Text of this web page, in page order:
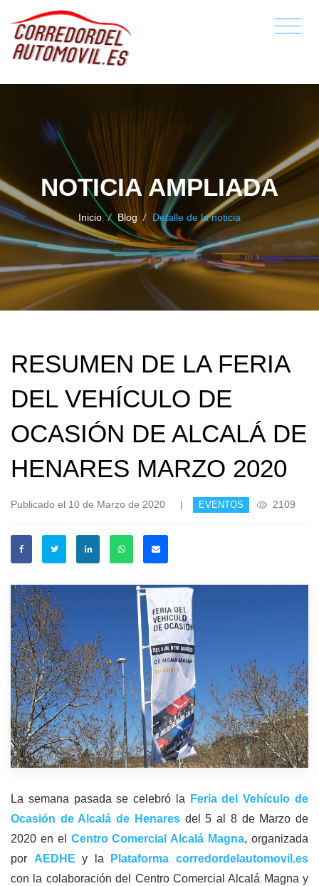
NOTICIA AMPLIADA
Inicio / Blog / Detalle de la noticia
RESUMEN DE LA FERIA
DEL VEHÍCULO DE
OCASIÓN DE ALCALÁ DE
HENARES MARZO 2020
Publicado el 10 de Marzo de 2020 | EVENTOS 2109
La semana pasada se celebró la
Feria del Vehículo de
Ocasión de Alcalá de Henaresdel 5 al 8 de Marzo de
2020 en el Centro Comercial Alcalá Magna, organizada
por AEDHE y la
Plataforma corredordelautomovil.es
con la colaboración del Centro Comercial Alcalá Magna y